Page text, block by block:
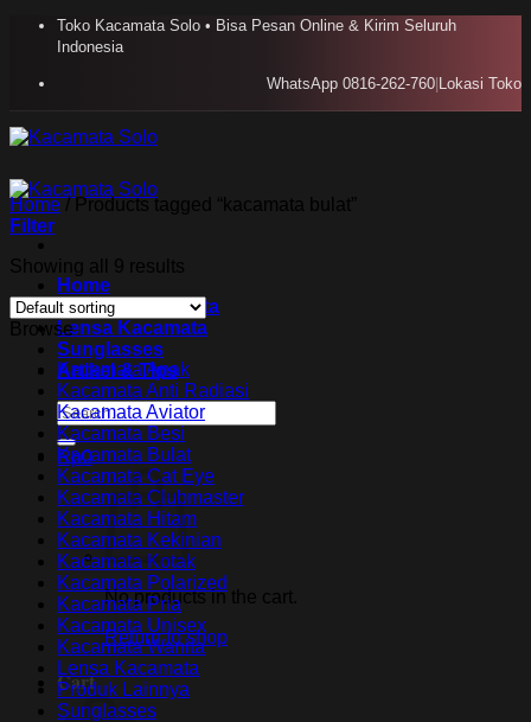
Skip
Toko Kacamata Solo • Bisa Pesan Online & Kirim Seluruh
Indonesia
WhatsApp 0816-262-760 Lokasi Toko
Home
Koleksi Kacamata
Lensa Kacamata
Sunglasses
Artikel & TIps
Search
for:
Rp0
No products in the cart.
Return to shop
Cart
Home /Products tagged “kacamata bulat”
Filter
Showing all 9 results
Browse
Kacamata Anak
Kacamata Anti Radiasi
Kacamata Aviator
Kacamata Besi
Kacamata Bulat
Kacamata Cat Eye
Kacamata Clubmaster
Kacamata Hitam
Kacamata Kekinian
Kacamata Kotak
Kacamata Polarized
Kacamata Pria
Kacamata Unisex
Kacamata Wanita
Lensa Kacamata
Produk Lainnya
Sunglasses